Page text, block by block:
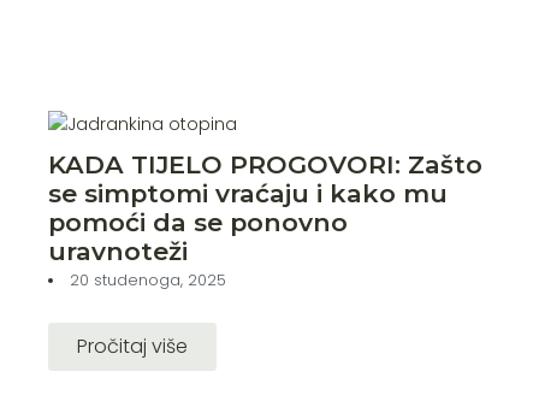
KADA TIJELO PROGOVORI: Zašto
se simptomi vraćaju i kako mu
pomoći da se ponovno
uravnoteži
20 studenoga, 2025
Pročitaj više